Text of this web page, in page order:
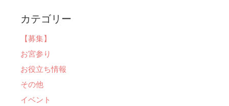
カテゴリー
【募集】
お宮参り
お役立ち情報
その他
イベント